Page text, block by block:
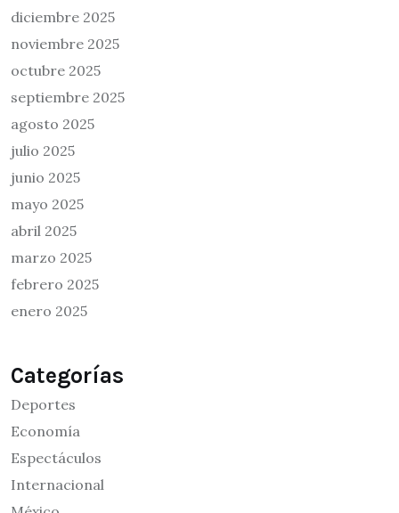
diciembre 2025
noviembre 2025
octubre 2025
septiembre 2025
agosto 2025
julio 2025
junio 2025
mayo 2025
abril 2025
marzo 2025
febrero 2025
enero 2025
Categorías
Deportes
Economía
Espectáculos
Internacional